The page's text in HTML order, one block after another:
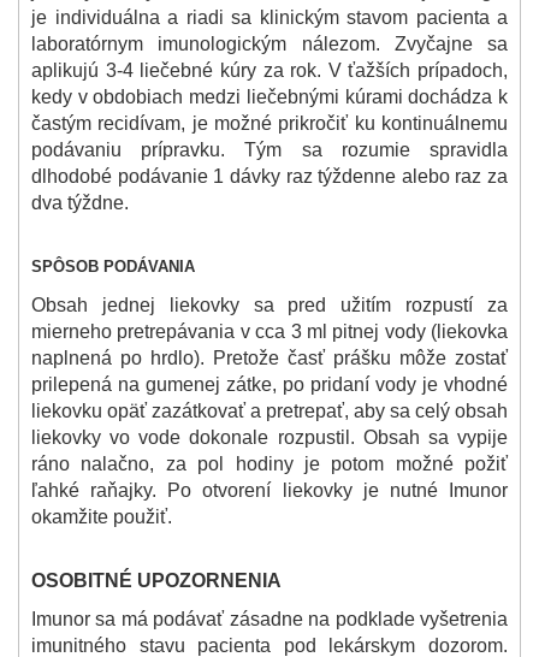
je individuálna a riadi sa klinickým stavom pacienta a
laboratórnym imunologickým nálezom. Zvyčajne sa
aplikujú 3-4 liečebné kúry za rok. V ťažších prípadoch,
kedy v obdobiach medzi liečebnými kúrami dochádza k
častým recidívam, je možné prikročiť ku kontinuálnemu
podávaniu prípravku. Tým sa rozumie spravidla
dlhodobé podávanie 1 dávky raz týždenne alebo raz za
dva týždne.
SPÔSOB PODÁVANIA
Obsah jednej liekovky sa pred užitím rozpustí za
mierneho pretrepávania v cca 3 ml pitnej vody (liekovka
naplnená po hrdlo). Pretože časť prášku môže zostať
prilepená na gumenej zátke, po pridaní vody je vhodné
liekovku opäť zazátkovať a pretrepať, aby sa celý obsah
liekovky vo vode dokonale rozpustil. Obsah sa vypije
ráno nalačno, za pol hodiny je potom možné požiť
ľahké raňajky. Po otvorení liekovky je nutné Imunor
okamžite použiť.
OSOBITNÉ UPOZORNENIA
Imunor sa má podávať zásadne na podklade vyšetrenia
imunitného stavu pacienta pod lekárskym dozorom.